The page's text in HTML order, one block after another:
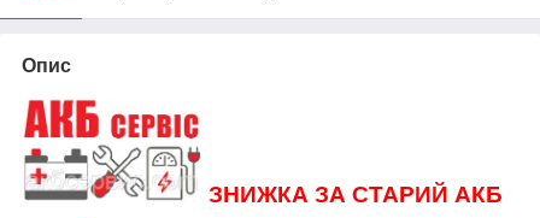
Опис
ЗНИЖКА ЗА СТАРИЙ АКБ